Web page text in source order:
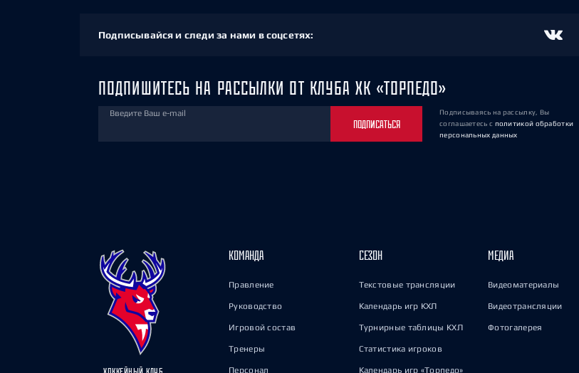
Подписывайся и следи за нами в соцсетях:
ПОДПИШИТЕСЬ НА РАССЫЛКИ ОТ КЛУБА ХК «ТОРПЕДО»
Введите Ваш e-mail
ПОДПИСАТЬСЯ
Подписываясь на рассылку, Вы
соглашаетесь с политикой обработки
персональных данных
КОМАНДА
Правление
Руководство
Игровой состав
Тренеры
Персонал
СЕЗОН
Текстовые трансляции
Календарь игр КХЛ
Турнирные таблицы КХЛ
Статистика игроков
Календарь игр «Торпедо»
МЕДИА
Видеоматериалы
Видеотрансляции
Фотогалерея